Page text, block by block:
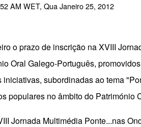
AM WET, Qua Janeiro 25, 2012
o prazo de inscrição na XVIII
Oral Galego-Português,
iniciativas, subordinadas ao tema
populares no âmbito do Património
Jornada Multimédia Ponte...nas